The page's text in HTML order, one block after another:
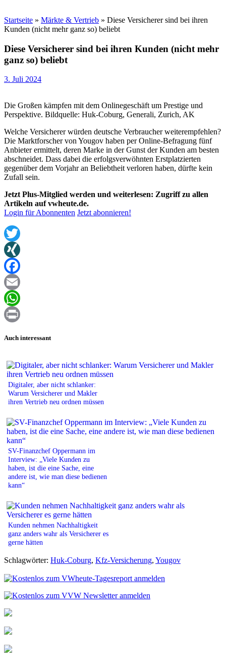
Startseite » Märkte & Vertrieb » Diese Versicherer sind bei ihren
Kunden (nicht mehr ganz so) beliebt
Diese Versicherer sind bei ihren Kunden (nicht mehr
ganz so) beliebt
3. Juli 2024
Die Großen kämpfen mit dem Onlinegeschäft um Prestige und
Perspektive. Bildquelle: Huk-Coburg, Generali, Zurich, AK
Welche Versicherer würden deutsche Verbraucher weiterempfehlen?
Die Marktforscher von Yougov haben per Online-Befragung fünf
Anbieter ermittelt, deren Marke in der Gunst der Kunden am besten
abschneidet. Dass dabei die erfolgsverwöhnten Erstplatzierten
gegenüber dem Vorjahr an Beliebtheit verloren haben, dürfte kein
Zufall sein.
Jetzt Plus-Mitglied werden und weiterlesen: Zugriff zu allen
Artikeln auf vwheute.de.
Login für Abonnenten Jetzt abonnieren!
Twitter
XING
Facebook
Email
WhatsApp
Auch interessant
Digitaler, aber nicht schlanker:
Warum Versicherer und Makler
ihren Vertrieb neu ordnen müssen
SV-Finanzchef Oppermann im
Interview: „Viele Kunden zu
haben, ist die eine Sache, eine
andere ist, wie man diese bedienen
kann“
Kunden nehmen Nachhaltigkeit
ganz anders wahr als Versicherer es
gerne hätten
Schlagwörter: Huk-Coburg, Kfz-Versicherung, Yougov